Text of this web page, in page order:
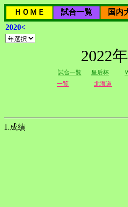
ＨＯＭＥ 試合一覧 国内
2020<
2022
試合一覧 皇后杯
一覧
北海道
1.成績